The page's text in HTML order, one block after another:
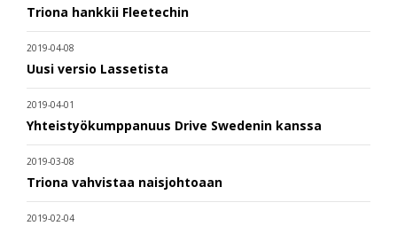
Triona hankkii Fleetechin
2019-04-08
Uusi versio Lassetista
2019-04-01
Yhteistyökumppanuus Drive Swedenin kanssa
2019-03-08
Triona vahvistaa naisjohtoaan
2019-02-04